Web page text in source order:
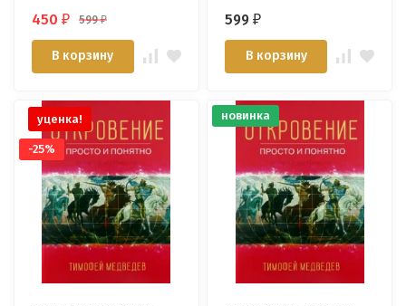
450₽ 599₽
В корзину
599₽
В корзину
уценка!
-25%
новинка